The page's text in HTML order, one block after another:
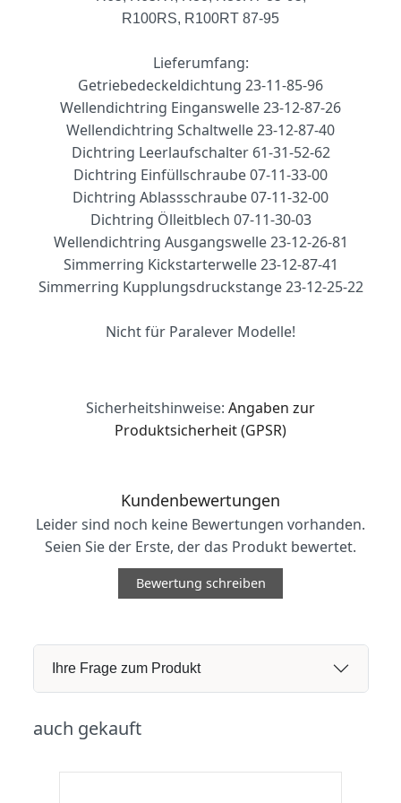
R100RS, R100RT 87-95
Lieferumfang:
Getriebedeckeldichtung 23-11-85-96
Wellendichtring Einganswelle 23-12-87-26
Wellendichtring Schaltwelle 23-12-87-40
Dichtring Leerlaufschalter 61-31-52-62
Dichtring Einfüllschraube 07-11-33-00
Dichtring Ablassschraube 07-11-32-00
Dichtring Ölleitblech 07-11-30-03
Wellendichtring Ausgangswelle 23-12-26-81
Simmerring Kickstarterwelle 23-12-87-41
Simmerring Kupplungsdruckstange 23-12-25-22
Nicht für Paralever Modelle!
Sicherheitshinweise: Angaben zur
Produktsicherheit (GPSR)
Kundenbewertungen
Leider sind noch keine Bewertungen vorhanden.
Seien Sie der Erste, der das Produkt bewertet.
Bewertung schreiben
Ihre Frage zum Produkt
auch gekauft